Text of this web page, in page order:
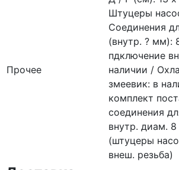
Прочее
Штуцеры
Соединения
(внутр. ? мм):
пдключение
наличии /
змеевик: в
комплект
соединения
внутр. диам.
(штуцеры
внеш. резьба)